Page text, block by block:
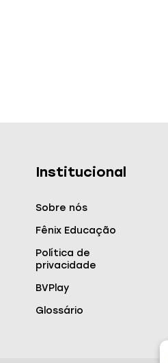
Institucional
Sobre nós
Fênix Educação
Política de
privacidade
BVPlay
Glossário